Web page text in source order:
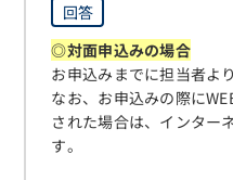
回答
◎対面申込みの場合
お申込みまでに担当者よ
なお、お申込みの際に
された場合は、インター
す。